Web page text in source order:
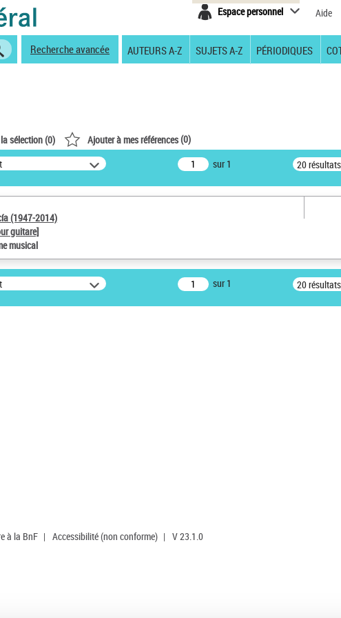
Espace personnel Aide
Recherche avancée AUTEURS A-Z SUJETS A-Z PÉRIODIQUES
sélection (0) Ajouter à mes références(0)
sur 1 20
(1947-2014)
guitare]
musical
sur 1 20
à la BnF | Accessibilité (non conforme) | V 23.1.0